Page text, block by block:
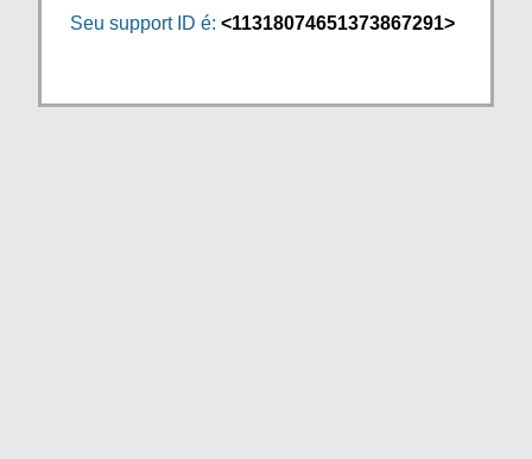
Seu support ID é: <11318074651373867291>